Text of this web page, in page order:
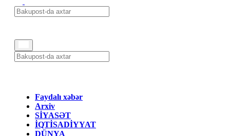
Faydalı xəbər
Arxiv
SİYASƏT
İQTİSADİYYAT
DÜNYA